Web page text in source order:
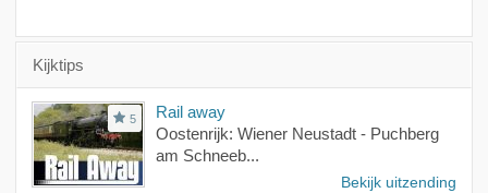
Kijktips
5
Rail away
Oostenrijk: Wiener Neustadt - Puchberg
am Schneeb...
Bekijk uitzending